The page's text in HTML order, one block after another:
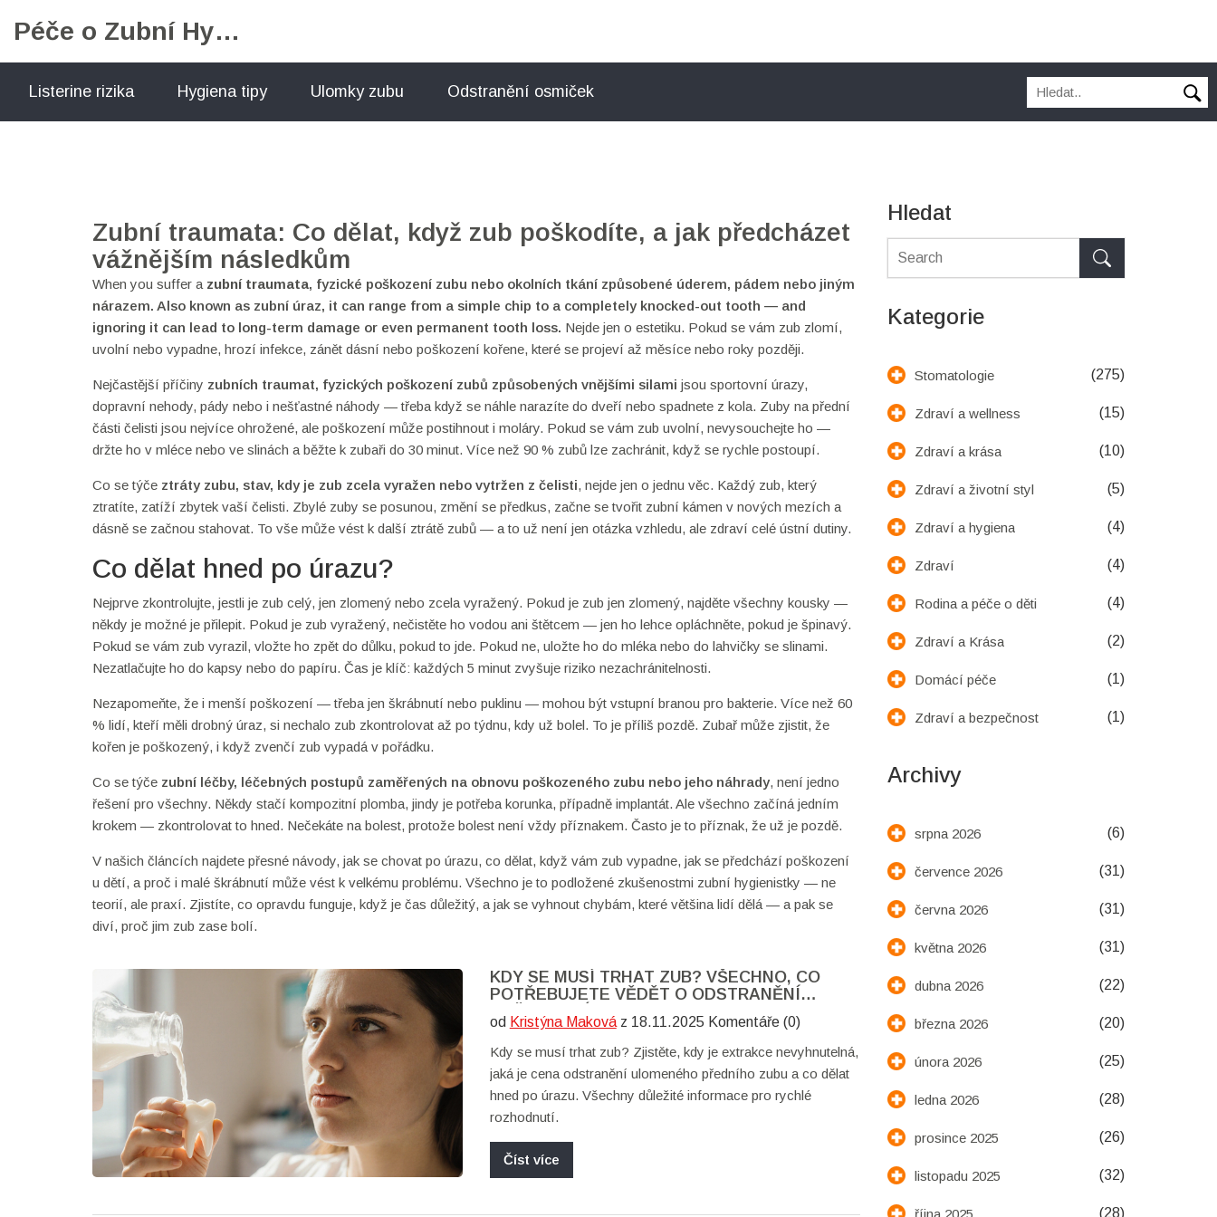
Péče o Zubní Hygienu
Listerine rizika Hygiena tipy Ulomky zubu Odstranění osmiček
Zubní traumata: Co dělat, když zub poškodíte, a jak předcházet
vážnějším následkům
When you suffer a zubní traumata, fyzické poškození zubu nebo okolních tkání způsobené úderem, pádem nebo jiným
nárazem. Also known as zubní úraz, it can range from a simple chip to a completely knocked-out tooth — and
ignoring it can lead to long-term damage or even permanent tooth loss. Nejde jen o estetiku. Pokud se vám zub zlomí,
uvolní nebo vypadne, hrozí infekce, zánět dásní nebo poškození kořene, které se projeví až měsíce nebo roky později.
Nejčastější příčiny zubních traumat, fyzických poškození zubů způsobených vnějšími silami jsou sportovní úrazy,
dopravní nehody, pády nebo i nešťastné náhody — třeba když se náhle narazíte do dveří nebo spadnete z kola. Zuby na přední
části čelisti jsou nejvíce ohrožené, ale poškození může postihnout i moláry. Pokud se vám zub uvolní, nevysouchejte ho —
držte ho v mléce nebo ve slinách a běžte k zubaři do 30 minut. Více než 90 % zubů lze zachránit, když se rychle postoupí.
Co se týče ztráty zubu, stav, kdy je zub zcela vyražen nebo vytržen z čelisti, nejde jen o jednu věc. Každý zub, který
ztratíte, zatíží zbytek vaší čelisti. Zbylé zuby se posunou, změní se předkus, začne se tvořit zubní kámen v nových mezích a
dásně se začnou stahovat. To vše může vést k další ztrátě zubů — a to už není jen otázka vzhledu, ale zdraví celé ústní dutiny.
Co dělat hned po úrazu?
Nejprve zkontrolujte, jestli je zub celý, jen zlomený nebo zcela vyražený. Pokud je zub jen zlomený, najděte všechny kousky —
někdy je možné je přilepit. Pokud je zub vyražený, nečistěte ho vodou ani štětcem — jen ho lehce opláchněte, pokud je špinavý.
Pokud se vám zub vyrazil, vložte ho zpět do důlku, pokud to jde. Pokud ne, uložte ho do mléka nebo do lahvičky se slinami.
Nezatlačujte ho do kapsy nebo do papíru. Čas je klíč: každých 5 minut zvyšuje riziko nezachránitelnosti.
Nezapomeňte, že i menší poškození — třeba jen škrábnutí nebo puklinu — mohou být vstupní branou pro bakterie. Více než 60
% lidí, kteří měli drobný úraz, si nechalo zub zkontrolovat až po týdnu, kdy už bolel. To je příliš pozdě. Zubař může zjistit, že
kořen je poškozený, i když zvenčí zub vypadá v pořádku.
Co se týče zubní léčby, léčebných postupů zaměřených na obnovu poškozeného zubu nebo jeho náhrady, není jedno
řešení pro všechny. Někdy stačí kompozitní plomba, jindy je potřeba korunka, případně implantát. Ale všechno začíná jedním
krokem — zkontrolovat to hned. Nečekáte na bolest, protože bolest není vždy příznakem. Často je to příznak, že už je pozdě.
V našich článcích najdete přesné návody, jak se chovat po úrazu, co dělat, když vám zub vypadne, jak se předchází poškození
u dětí, a proč i malé škrábnutí může vést k velkému problému. Všechno je to podložené zkušenostmi zubní hygienistky — ne
teorií, ale praxí. Zjistíte, co opravdu funguje, když je čas důležitý, a jak se vyhnout chybám, které většina lidí dělá — a pak se
diví, proč jim zub zase bolí.
KDY SE MUSÍ TRHAT ZUB? VŠECHNO, CO
POTŘEBUJETE VĚDĚT O ODSTRANĚNÍ
POŠKOZENÉHO ZUBU
od Kristýna Makováz 18.11.2025 Komentáře (0)
Kdy se musí trhat zub? Zjistěte, kdy je extrakce nevyhnutelná,
jaká je cena odstranění ulomeného předního zubu a co dělat
hned po úrazu. Všechny důležité informace pro rychlé
rozhodnutí.
Číst více
Hledat
Kategorie
Stomatologie (275)
Zdraví a wellness (15)
Zdraví a krása (10)
Zdraví a životní styl (5)
Zdraví a hygiena (4)
Zdraví (4)
Rodina a péče o děti (4)
Zdraví a Krása (2)
Domácí péče (1)
Zdraví a bezpečnost (1)
Archivy
srpna 2026 (6)
července 2026 (31)
června 2026 (31)
května 2026 (31)
dubna 2026 (22)
března 2026 (20)
února 2026 (25)
ledna 2026 (28)
prosince 2025 (26)
listopadu 2025 (32)
října 2025 (28)